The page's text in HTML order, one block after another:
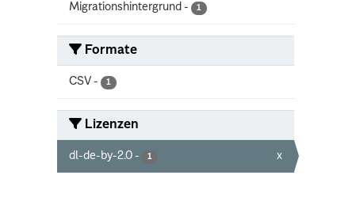
Migrationshintergrund - 1
Formate
CSV - 1
Lizenzen
dl-de-by-2.0 - 1 x